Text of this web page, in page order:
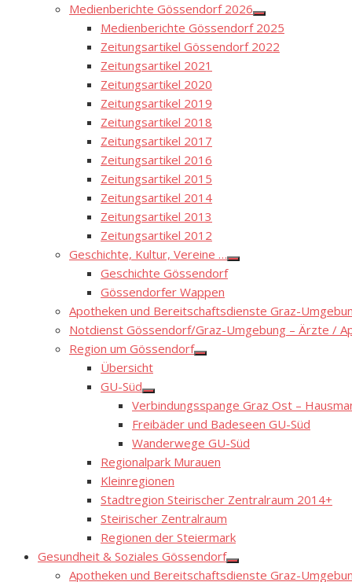
Medienberichte Gössendorf 2026
Show
sub
menu
Medienberichte Gössendorf 2025
Zeitungsartikel Gössendorf 2022
Zeitungsartikel 2021
Zeitungsartikel 2020
Zeitungsartikel 2019
Zeitungsartikel 2018
Zeitungsartikel 2017
Zeitungsartikel 2016
Zeitungsartikel 2015
Zeitungsartikel 2014
Zeitungsartikel 2013
Zeitungsartikel 2012
Geschichte, Kultur, Vereine …
Show
Geschichte Gössendorf
Gössendorfer Wappen
Apotheken und Bereitschaftsdienste Graz-
Notdienst Gössendorf/Graz-Umgebung – Ärzte /
Region um Gössendorf
Show
Übersicht
GU-Süd
Show
sub
menu
Verbindungsspange Graz Ost –
Freibäder und Badeseen GU-Süd
Wanderwege GU-Süd
Regionalpark Murauen
Kleinregionen
Stadtregion Steirischer Zentralraum 2014+
Steirischer Zentralraum
Regionen der Steiermark
Gesundheit & Soziales Gössendorf
Show
sub
Apotheken und Bereitschaftsdienste Graz-